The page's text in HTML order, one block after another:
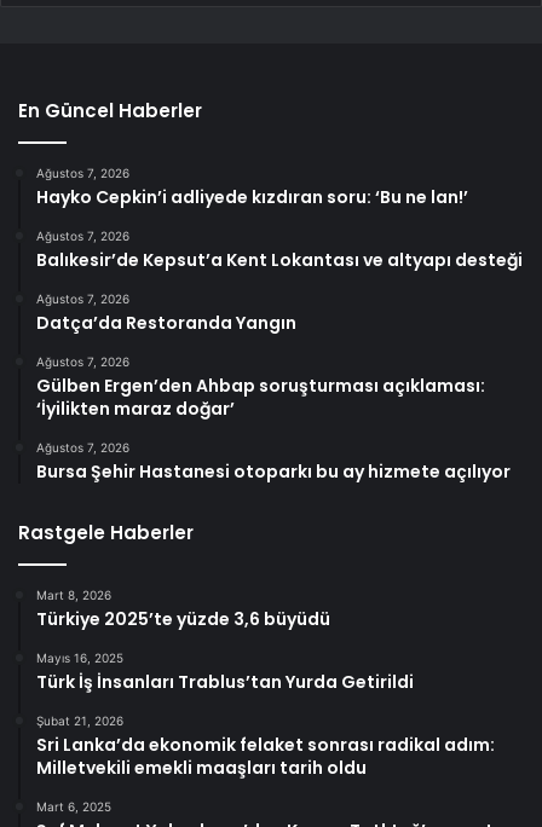
En Güncel Haberler
Ağustos 7, 2026
Hayko Cepkin’i adliyede kızdıran soru: ‘Bu ne lan!’
Ağustos 7, 2026
Balıkesir’de Kepsut’a Kent Lokantası ve altyapı desteği
Ağustos 7, 2026
Datça’da Restoranda Yangın
Ağustos 7, 2026
Gülben Ergen’den Ahbap soruşturması açıklaması:
‘İyilikten maraz doğar’
Ağustos 7, 2026
Bursa Şehir Hastanesi otoparkı bu ay hizmete açılıyor
Rastgele Haberler
Mart 8, 2026
Türkiye 2025’te yüzde 3,6 büyüdü
Mayıs 16, 2025
Türk İş İnsanları Trablus’tan Yurda Getirildi
Şubat 21, 2026
Sri Lanka’da ekonomik felaket sonrası radikal adım:
Milletvekili emekli maaşları tarih oldu
Mart 6, 2025